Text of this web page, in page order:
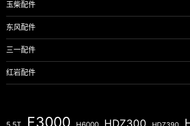
玉柴配件
东风配件
三一配件
红岩配件
F3000 HDZ300